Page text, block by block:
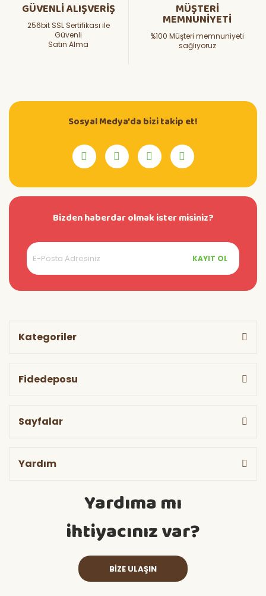
GÜVENLİ ALIŞVERİŞ
256bit SSL Sertifikası ile
Güvenli
Satın Alma
MÜŞTERİ
MEMNUNİYETİ
%100 Müşteri memnuniyeti
sağlıyoruz
Sosyal Medya'da bizi takip et!
Bizden haberdar olmak ister misiniz?
KAYIT OL
Kategoriler
Fidedeposu
Sayfalar
Yardım
Yardıma mı
ihtiyacınız var?
BİZE ULAŞIN